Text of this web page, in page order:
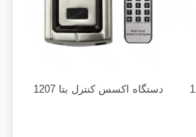
دستگاه اکسس کنترل بتا 1207